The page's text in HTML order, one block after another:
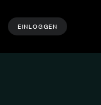
EINLOGGEN